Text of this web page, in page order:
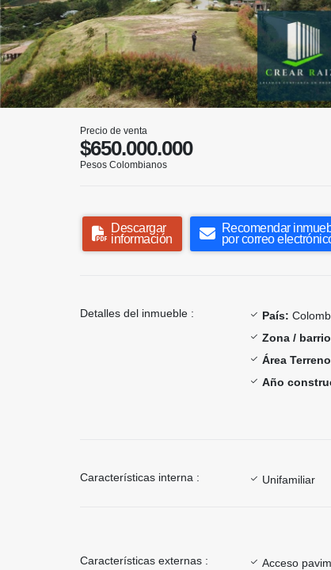
Precio de venta
$650.000.000
Pesos Colombianos
Descargar
información
Recomendar
por correo
Detalles del inmueble : País:
Zona /
Área
Año
Características interna : Unifamiliar
Características externas : Acceso